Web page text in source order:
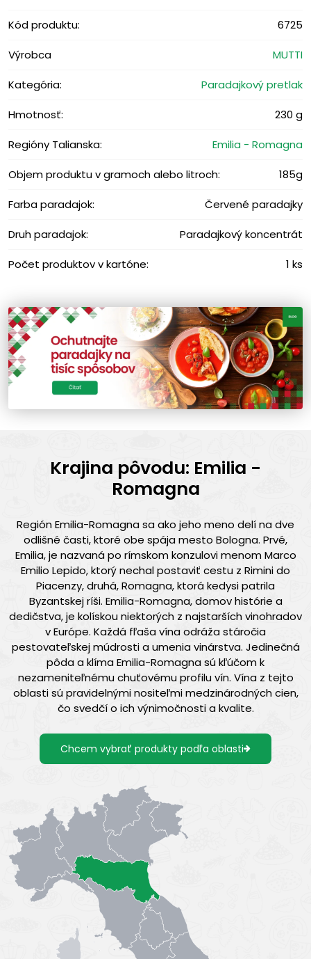
Kód produktu: 6725
Výrobca MUTTI
Kategória: Paradajkový pretlak
Hmotnosť: 230 g
Regióny Talianska: Emilia - Romagna
Objem produktu v gramoch alebo litroch: 185g
Farba paradajok: Červené paradajky
Druh paradajok: Paradajkový koncentrát
Počet produktov v kartóne: 1 ks
Krajina pôvodu: Emilia -
Romagna
Región Emilia-Romagna sa ako jeho meno delí na dve
odlišné časti, ktoré obe spája mesto Bologna. Prvé,
Emilia, je nazvaná po rímskom konzulovi menom Marco
Emilio Lepido, ktorý nechal postaviť cestu z Rimini do
Piacenzy, druhá, Romagna, ktorá kedysi patrila
Byzantskej ríši. Emilia-Romagna, domov histórie a
dedičstva, je kolískou niektorých z najstarších vinohradov
v Európe. Každá fľaša vína odráža stáročia
pestovateľskej múdrosti a umenia vinárstva. Jedinečná
pôda a klíma Emilia-Romagna sú kľúčom k
nezameniteľnému chuťovému profilu vín. Vína z tejto
oblasti sú pravidelnými nositeľmi medzinárodných cien,
čo svedčí o ich výnimočnosti a kvalite.
Chcem vybrať produkty podľa oblasti